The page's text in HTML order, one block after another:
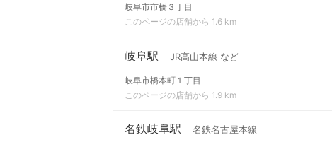
岐阜市市橋３丁目
このページの店舗から 1.6 km
岐阜駅 JR高山本線 など
岐阜市橋本町１丁目
このページの店舗から 1.9 km
名鉄岐阜駅 名鉄名古屋本線